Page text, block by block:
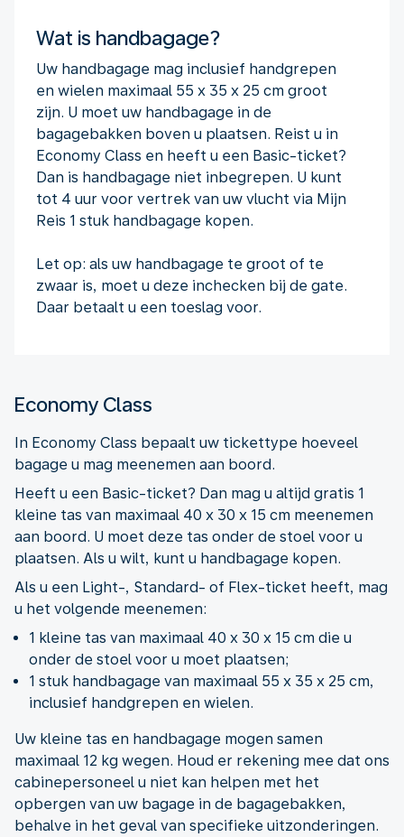
Wat is handbagage?
Uw handbagage mag inclusief handgrepen
en wielen maximaal 55 x 35 x 25 cm groot
zijn. U moet uw handbagage in de
bagagebakken boven u plaatsen. Reist u in
Economy Class en heeft u een Basic-ticket?
Dan is handbagage niet inbegrepen. U kunt
tot 4 uur voor vertrek van uw vlucht via Mijn
Reis 1 stuk handbagage kopen.
Let op: als uw handbagage te groot of te
zwaar is, moet u deze inchecken bij de gate.
Daar betaalt u een toeslag voor.
Economy Class
In Economy Class bepaalt uw tickettype hoeveel
bagage u mag meenemen aan boord.
Heeft u een Basic-ticket? Dan mag u altijd gratis 1
kleine tas van maximaal 40 x 30 x 15 cm meenemen
aan boord. U moet deze tas onder de stoel voor u
plaatsen. Als u wilt, kunt u handbagage kopen.
Als u een Light-, Standard- of Flex-ticket heeft, mag
u het volgende meenemen:
1 kleine tas van maximaal 40 x 30 x 15 cm die u
onder de stoel voor u moet plaatsen;
1 stuk handbagage van maximaal 55 x 35 x 25 cm,
inclusief handgrepen en wielen.
Uw kleine tas en handbagage mogen samen
maximaal 12 kg wegen. Houd er rekening mee dat ons
cabinepersoneel u niet kan helpen met het
opbergen van uw bagage in de bagagebakken,
behalve in het geval van specifieke uitzonderingen.